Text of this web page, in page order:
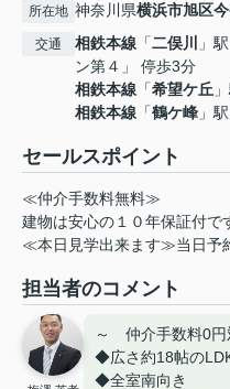
所在地 神奈川県横浜市旭区
交通 相鉄本線 「二俣川
」
ン第４」 停歩3分
相鉄本線 「希望ケ丘
相鉄本線 「鶴ケ峰 」
セールスポイント
≪仲介手数料無料≫
建物は安心の１０年保証付で
≪本日見学出来ます≫当日予
担当者のコメント
～ 仲介手数料0
◆広さ約18帖の
◆全室南向き